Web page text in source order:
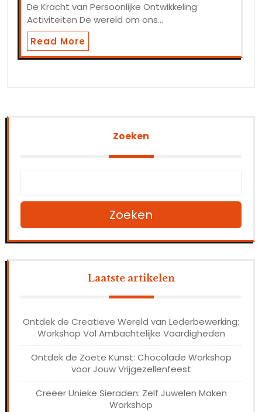
De Kracht van Persoonlijke Ontwikkeling
Activiteiten De wereld om ons…
Read More
Zoeken
Zoeken
Laatste artikelen
Ontdek de Creatieve Wereld van Lederbewerking:
Workshop Vol Ambachtelijke Vaardigheden
Ontdek de Zoete Kunst: Chocolade Workshop
voor Jouw Vrijgezellenfeest
Creëer Unieke Sieraden: Zelf Juwelen Maken
Workshop